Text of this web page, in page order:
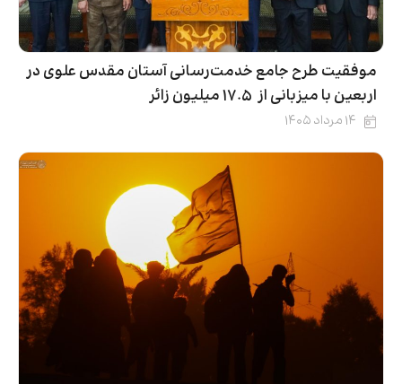
موفقیت طرح جامع خدمت‌رسانی آستان مقدس علوی در
اربعین با میزبانی از ۱۷.۵ میلیون زائر
۱۴ مرداد ۱۴۰۵